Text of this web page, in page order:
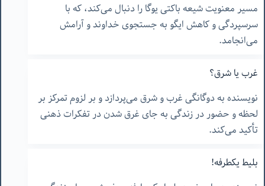
مسیر معنویت شیعه باکتی یوگا را دنبال می‌کند، که با
سرسپردگی و کاهش ایگو به جستجوی خداوند و آرامش
می‌انجامد.
غرب یا شرق؟
نویسنده به دوگانگی غرب و شرق می‌پردازد و بر لزوم تمرکز بر
لحظه و حضور در زندگی به جای غرق شدن در تفکرات ذهنی
تأکید می‌کند.
بلیط یکطرفه!